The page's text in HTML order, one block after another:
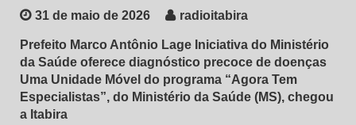
31 de maio de 2026 radioitabira
Prefeito Marco Antônio Lage Iniciativa do Ministério
da Saúde oferece diagnóstico precoce de doenças
Uma Unidade Móvel do programa “Agora Tem
Especialistas”, do Ministério da Saúde (MS), chegou
a Itabira